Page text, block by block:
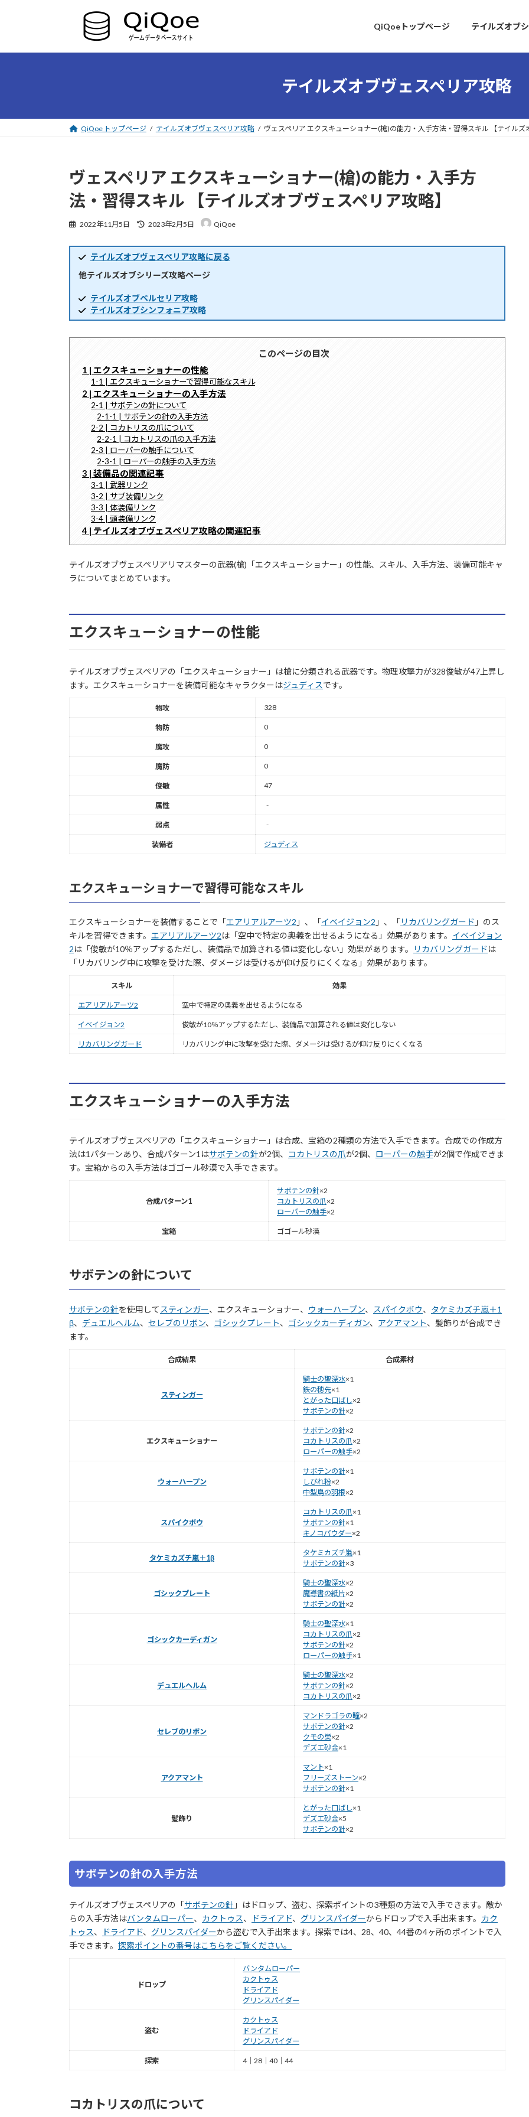
ツ
シ
QiQoeトップページ テイルズオブ
テイルズオブヴェスペリア攻略
QiQoe トップページ テイルズオブヴェスペリア攻略 ヴェスペリア エクスキューショナー(槍)の能力・入手方法・習得スキル 【テイルズ
ヴェスペリア エクスキューショナー(槍)の能力・入手方
法・習得スキル 【テイルズオブヴェスペリア攻略】
2022年11月5日
最
新
日
時
2023年2月5日 QiQoe
テイルズオブヴェスペリア攻略に戻る
他テイルズオブシリーズ攻略ページ
テイルズオブベルセリア攻略
テイルズオブシンフォニア攻略
このページの目次
1 | エクスキューショナーの性能
1-1 | エクスキューショナーで習得可能なスキル
2 | エクスキューショナーの入手方法
2-1 | サボテンの針について
2-1-1 | サボテンの針の入手方法
2-2 | コカトリスの爪について
2-2-1 | コカトリスの爪の入手方法
2-3 | ローパーの触手について
2-3-1 | ローパーの触手の入手方法
3 | 装備品の関連記事
3-1 | 武器リンク
3-2 | サブ装備リンク
3-3 | 体装備リンク
3-4 | 頭装備リンク
4 | テイルズオブヴェスペリア攻略の関連記事
テイルズオブヴェスペリアリマスターの武器(槍)「エクスキューショナー」の性能、スキル、入手方法、装備可能キャ
ラについてまとめています。
エクスキューショナーの性能
テイルズオブヴェスペリアの「エクスキューショナー」は槍に分類される武器です。物理攻撃力が328俊敏が47上昇し
ます。エクスキューショナーを装備可能なキャラクターはジュディスです。
物攻 328
物防 0
魔攻 0
魔防 0
俊敏 47
属性 ‐
弱点 ‐
装備者 ジュディス
エクスキューショナーで習得可能なスキル
エクスキューショナーを装備することで「エアリアルアーツ2 」、「イベイジョン2 」、「リカバリングガード 」のス
キルを習得できます。 エアリアルアーツ2は「空中で特定の奥義を出せるようになる」効果があります。 イベイジョン
2は「俊敏が10％アップするただし、装備品で加算される値は変化しない」効果があります。 リカバリングガードは
「リカバリング中に攻撃を受けた際、ダメージは受けるが仰け反りにくくなる」効果があります。
スキル 効果
エアリアルアーツ2 空中で特定の奥義を出せるようになる
イベイジョン2 俊敏が10％アップするただし、装備品で加算される値は変化しない
リカバリングガード リカバリング中に攻撃を受けた際、ダメージは受けるが仰け反りにくくなる
エクスキューショナーの入手方法
テイルズオブヴェスペリアの「エクスキューショナー」は合成、宝箱の2種類の方法で入手できます。合成での作成方
法は1パターンあり、合成パターン1はサボテンの針が2個、 コカトリスの爪が2個、 ローパーの触手が2個で作成できま
す。宝箱からの入手方法はゴゴール砂漠で入手できます。
合成パターン1
サボテンの針×2
コカトリスの爪×2
ローパーの触手×2
宝箱 ゴゴール砂漠
サボテンの針について
サボテンの針を使用して スティンガー、エクスキューショナー、 ウォーハープン、 スパイクボウ、 タケミカズチ嵐＋1
β、 デュエルヘルム、 セレブのリボン、 ゴシックプレート、 ゴシックカーディガン、 アクアマント、髪飾りが合成でき
ます。
合成結果 合成素材
スティンガー
騎士の聖深水×1
鉄の穂先×1
とがった口ばし×2
サボテンの針×2
エクスキューショナー
サボテンの針×2
コカトリスの爪 ×2
ローパーの触手×2
ウォーハープン
サボテンの針×1
しびれ粉×2
中型鳥の羽根×2
スパイクボウ
コカトリスの爪 ×1
サボテンの針×1
キノコパウダー×2
タケミカズチ嵐＋1β
タケミカズチ嵐×1
サボテンの針×3
ゴシックプレート
騎士の聖深水×2
魔導書の紙片×2
サボテンの針×2
ゴシックカーディガン
騎士の聖深水×1
コカトリスの爪 ×2
サボテンの針×2
ローパーの触手×1
デュエルヘルム
騎士の聖深水×2
サボテンの針×2
コカトリスの爪 ×2
セレブのリボン
マンドラゴラの瞳×2
サボテンの針×2
クモの巣×2
デズエ砂金×1
アクアマント
マント×1
フリーズストーン×2
サボテンの針×1
髪飾り
とがった口ばし×1
デズエ砂金×5
サボテンの針×2
サボテンの針の入手方法
テイルズオブヴェスペリアの「サボテンの針 」はドロップ、盗む、探索ポイントの3種類の方法で入手できます。敵か
らの入手方法はバンタムローパー、 カクトゥス、 ドライアド、 グリンスパイダーからドロップで入手出来ます。 カク
トゥス、 ドライアド、 グリンスパイダーから盗むで入手出来ます。探索では4、28、40、44番の4ヶ所のポイントで入
手できます。 探索ポイントの番号はこちらをご覧ください。
ドロップ
バンタムローパー
カクトゥス
ドライアド
グリンスパイダー
盗む
カクトゥス
ドライアド
グリンスパイダー
探索 4｜28｜40｜44
コカトリスの爪について